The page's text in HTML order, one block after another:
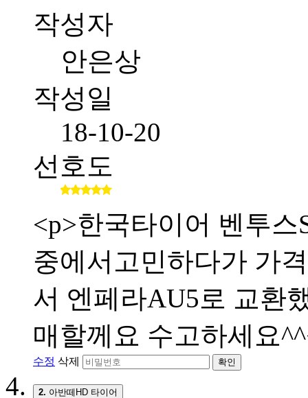
작성자
안은상
작성일
18-10-20
선호도
<p>한국타이어 벤투
중에서고민하다가 가
서 엔페라AU5로 교환
매할께요 수고하세요
수정 삭제 확인
2. 아반떼HD 타이어